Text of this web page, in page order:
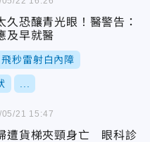
久恐釀青光眼！醫警告：
及早就醫
飛秒雷射白內障
遭貨梯夾頸身亡 眼科診
05/21 15:47